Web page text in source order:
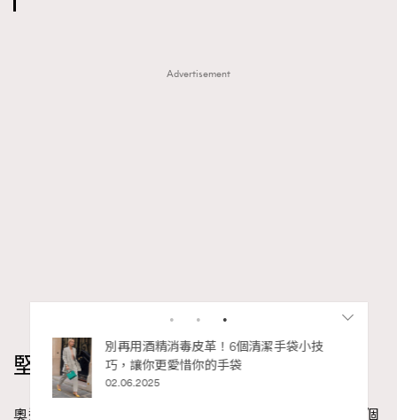
Advertisement
堅持游下去
奧運比賽日子逼近，現時最大的壓力來源，當然要數這個
別再用酒精消毒皮革！6個清潔手袋小技
巧，讓你更愛惜你的手袋
02.06.2025